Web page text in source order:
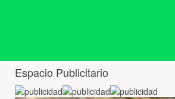
Espacio Publicitario